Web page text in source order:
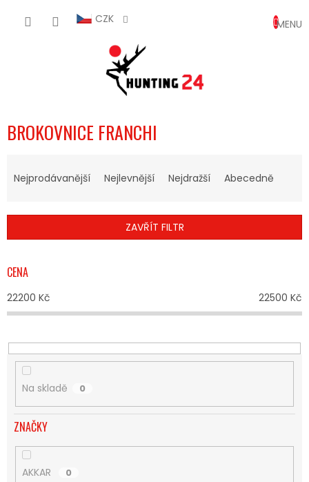
CZK
KOŠÍK
BROKOVNICE FRANCHI
N
Í
R
O
D
U
T
Ů
Nejprodávanější Nejlevnější Nejdražší Abecedně
ZAVŘÍT FILTR
CENA
22200 Kč 22500 Kč
Na skladě 0
ZNAČKY
AKKAR 0